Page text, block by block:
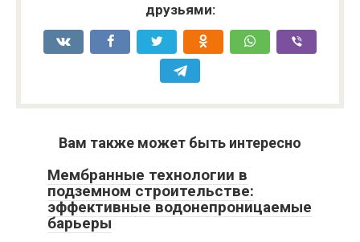
друзьями:
Вам также может быть интересно
Мембранные технологии в
подземном строительстве:
эффективные водонепроницаемые
барьеры